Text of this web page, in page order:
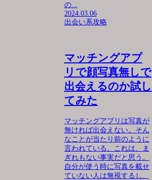
の...
2024.03.06
出会い系攻略
マッチングアプ
リで顔写真無しで
出会えるのか試し
てみた
マッチングアプリは写真が
無ければ出会えない。そん
なことが当たり前のように
言われている。これは、ま
ぎれもない事実だと思う。
自分が使う時に写真を載せ
ていない人は無視するし、